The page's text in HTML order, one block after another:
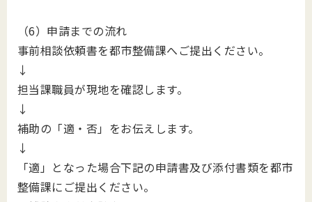
（6）申請までの流れ
事前相談依頼書を都市整備課へご提出ください。
↓
担当課職員が現地を確認します。
↓
補助の「適・否」をお伝えします。
↓
「適」となった場合下記の申請書及び添付書類を都市
整備課にご提出ください。